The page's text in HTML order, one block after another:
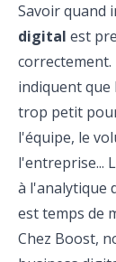
Savoir quand
digital est
indiquent que
trop petit
l'équipe, le
l'entreprise...
à l'analytique
est temps de
Chez Boost,